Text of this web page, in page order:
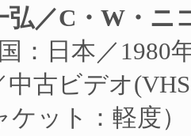
弘／C・W・ニ
：日本／1980
中古ビデオ
ケット：軽度